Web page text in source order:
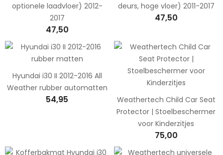
optionele laadvloer) 2012-
2017
47,50
deurs, hoge vloer) 2011-2017
47,50
Hyundai i30 II 2012-2016 All
Weather rubber automatten
54,95
Weathertech Child Car Seat
Protector | Stoelbeschermer
voor Kinderzitjes
75,00